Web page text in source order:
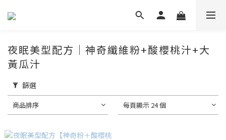
夜眠美型配方｜神奇纖維粉+酸櫻桃汁+大
黃瓜汁
篩選
商品排序 每頁顯示 24 個